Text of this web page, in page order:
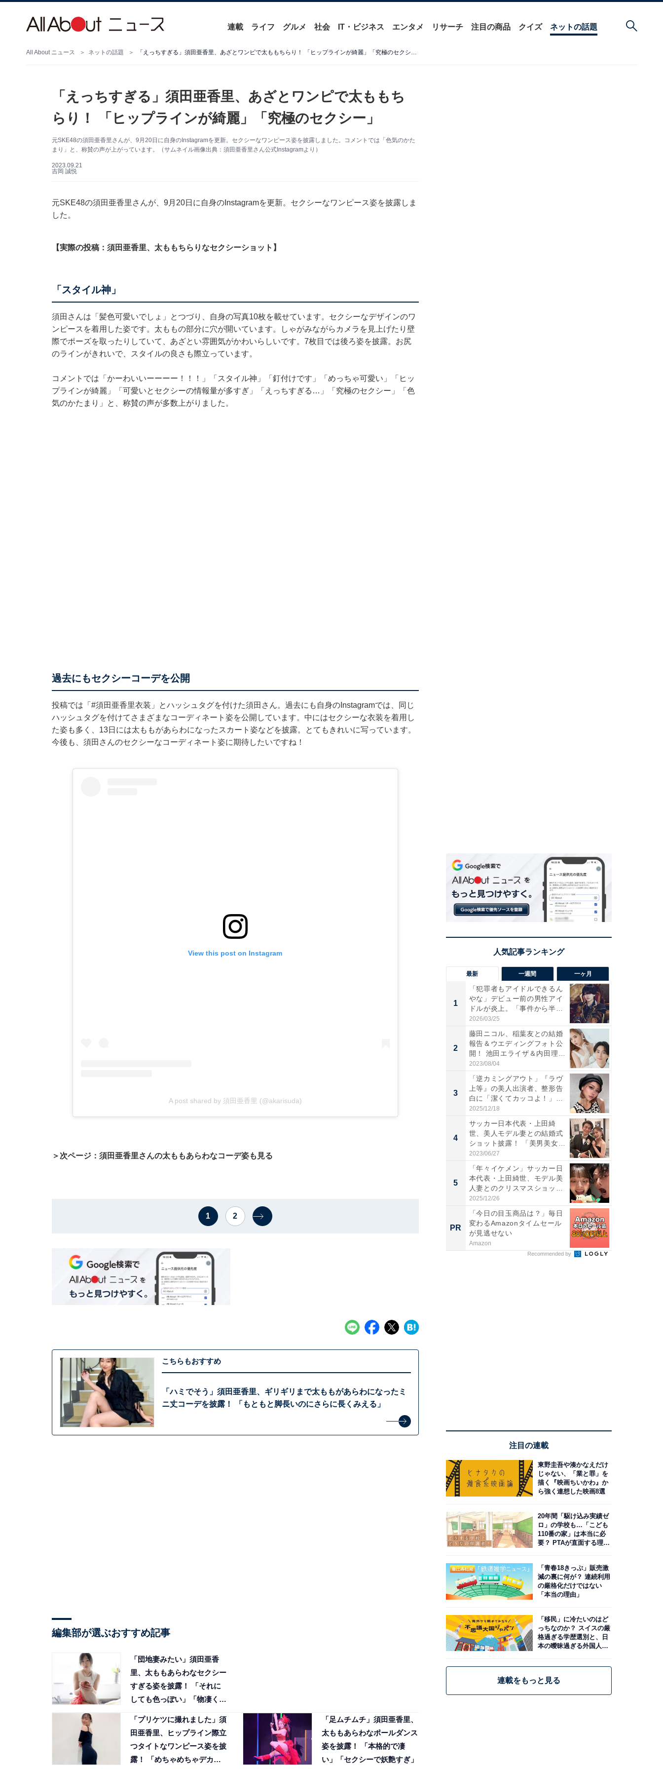
連載 ライフ グルメ 社会 IT・ビジネス エンタメ リサーチ 注目の商品 クイズ ネットの話題
All About ニュース ネットの話題 「えっちすぎる」須田亜香里、あざとワンピで太ももちらり！ 「ヒップラインが綺麗」「究極のセクシー」
「えっちすぎる」須田亜香里、あざとワンピで太ももち
らり！ 「ヒップラインが綺麗」「究極のセクシー」
元SKE48の須田亜香里さんが、9月20日に自身のInstagramを更新。セクシーなワンピース姿を披露しました。コメントでは「色気のかた
まり」と、称賛の声が上がっています。（サムネイル画像出典：須田亜香里さん公式Instagramより）
2023.09.21
吉岡 誠悦
元SKE48の須田亜香里さんが、9月20日に自身のInstagramを更新。セクシーなワンピース姿を披露しま
した。
【実際の投稿：須田亜香里、太ももちらりなセクシーショット】
「スタイル神」
須田さんは「髪色可愛いでしょ」とつづり、自身の写真10枚を載せています。セクシーなデザインのワ
ンピースを着用した姿です。太ももの部分に穴が開いています。しゃがみながらカメラを見上げたり壁
際でポーズを取ったりしていて、あざとい雰囲気がかわいらしいです。7枚目では後ろ姿を披露。お尻
のラインがきれいで、スタイルの良さも際立っています。
コメントでは「かーわいいーーーー！！！」「スタイル神」「釘付けです」「めっちゃ可愛い」「ヒッ
プラインが綺麗」「可愛いとセクシーの情報量が多すぎ」「えっちすぎる…」「究極のセクシー」「色
気のかたまり」と、称賛の声が多数上がりました。
過去にもセクシーコーデを公開
投稿では「#須田亜香里衣装」とハッシュタグを付けた須田さん。過去にも自身のInstagramでは、同じ
ハッシュタグを付けてさまざまなコーディネート姿を公開しています。中にはセクシーな衣装を着用し
た姿も多く、13日には太ももがあらわになったスカート姿などを披露。とてもきれいに写っています。
今後も、須田さんのセクシーなコーディネート姿に期待したいですね！
View this post on Instagram
A post shared by 須田亜香里 (@akarisuda)
＞次ページ：須田亜香里さんの太ももあらわなコーデ姿も見る
1 2
こちらもおすすめ
「ハミでそう」須田亜香里、ギリギリまで太ももがあらわになったミ
ニ丈コーデを披露！ 「もともと脚長いのにさらに長くみえる」
編集部が選ぶおすすめ記事
「団地妻みたい」須田亜香
里、太ももあらわなセクシー
すぎる姿を披露！ 「それに
しても色っぽい」「物凄く妖
「プリケツに撮れました」須
田亜香里、ヒップライン際立
つタイトなワンピース姿を披
露！ 「めちゃめちゃデカく
「足ムチムチ」須田亜香里、
太ももあらわなポールダンス
姿を披露！ 「本格的で凄
い」「セクシーで妖艶すぎ」
最新 一週間 一ヶ月
1
「犯罪者もアイドルできるん
やな」デビュー前の男性アイ
ドルが炎上。「事件から半年
も...
2026/03/25
2
藤田ニコル、稲葉友との結婚
報告＆ウエディングフォト公
開！ 池田エライザ＆内田理
央...
2023/08/04
3
「逆カミングアウト」『ラヴ
上等』の美人出演者、整形告
白に「潔くてカッコよ！」
「好...
2025/12/18
4
サッカー日本代表・上田綺
世、美人モデル妻との結婚式
ショット披露！ 「美男美女」
「...
2023/06/27
5
「年々イケメン」サッカー日
本代表・上田綺世、モデル美
人妻とのクリスマスショット
に...
2025/12/26
PR
「今日の目玉商品は？」毎日
変わるAmazonタイムセール
が見逃せない
Amazon
Recommended by
注目の連載
東野圭吾や湊かなえだけ
じゃない、「業と罪」を
描く『映画ちいかわ』か
ら強く連想した映画8選
20年間「駆け込み実績ゼ
ロ」の学校も…「こども
110番の家」は本当に必
要？ PTAが直面する理想
「青春18きっぷ」販売激
減の裏に何が？ 連続利用
の厳格化だけではない
「本当の理由」
「移民」に冷たいのはど
っちなのか？ スイスの厳
格過ぎる学歴選別と、日
本の曖昧過ぎる外国人政
連載をもっと見る